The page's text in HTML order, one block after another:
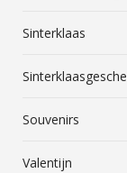
Sinterklaas
Souvenirs
Valentijn